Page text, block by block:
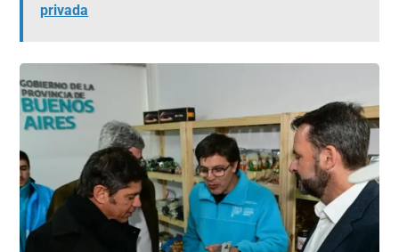
privada